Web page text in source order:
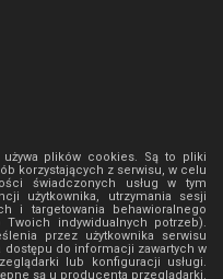
używa plików cookies. Są to pliki
korzystających z serwisu, w celu
świadczonych usług w tym
użytkownika, utrzymania sesji
i targetowania behawioralnego
indywidualnych potrzeb).
przez użytkownika serwisu
dostępu do informacji zawartych w
lub konfiguracji usługi.
są u producenta przeglądarki.